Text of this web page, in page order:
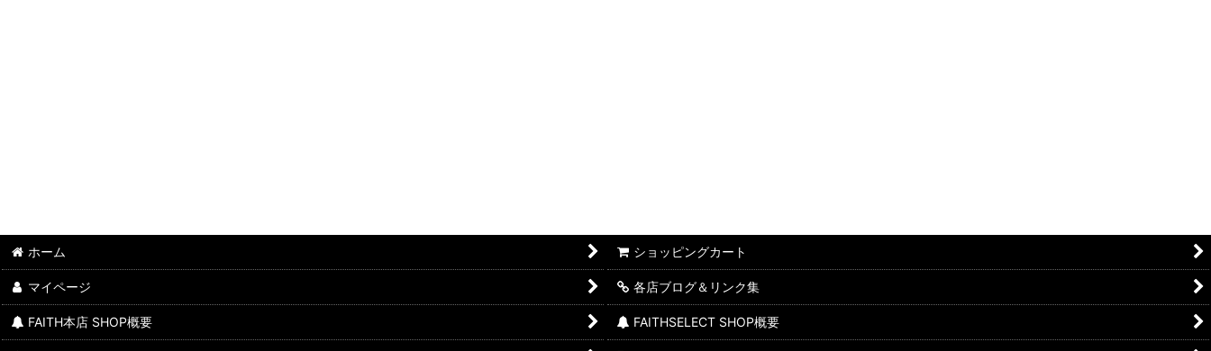
ホーム ショッピングカート
マイページ 各店ブログ＆リンク集
FAITH本店 SHOP概要 FAITHSELECT SHOP概要